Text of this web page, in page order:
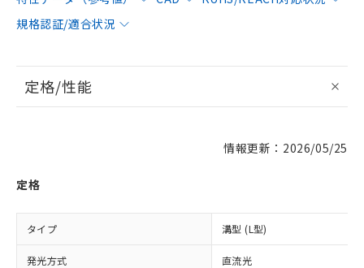
規格認証/適合状況
定格/性能
情報更新：2026/05/25
定格
タイプ 溝型 (L型)
発光方式 直流光